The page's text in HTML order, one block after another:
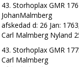
43. Storhoplax GMR
JohanMalmberg
afskedad d: 26 Jan:
Carl Malmberg Nyland
43. Storhoplax GMR
Carl Malmberg